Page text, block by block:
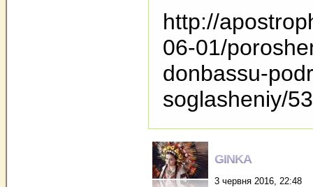
http://
06-01/
donbassu-
soglasheniy/
GINKA
3 червня 2016, 22:48